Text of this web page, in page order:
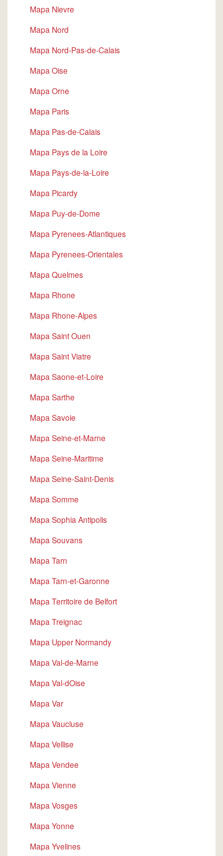
Mapa Nievre
Mapa Nord
Mapa Nord-Pas-de-Calais
Mapa Oise
Mapa Orne
Mapa Paris
Mapa Pas-de-Calais
Mapa Pays de la Loire
Mapa Pays-de-la-Loire
Mapa Picardy
Mapa Puy-de-Dome
Mapa Pyrenees-Atlantiques
Mapa Pyrenees-Orientales
Mapa Quelmes
Mapa Rhone
Mapa Rhone-Alpes
Mapa Saint Ouen
Mapa Saint Viatre
Mapa Saone-et-Loire
Mapa Sarthe
Mapa Savoie
Mapa Seine-et-Marne
Mapa Seine-Maritime
Mapa Seine-Saint-Denis
Mapa Somme
Mapa Sophia Antipolis
Mapa Souvans
Mapa Tarn
Mapa Tarn-et-Garonne
Mapa Territoire de Belfort
Mapa Treignac
Mapa Upper Normandy
Mapa Val-de-Marne
Mapa Val-dOise
Mapa Var
Mapa Vaucluse
Mapa Vellise
Mapa Vendee
Mapa Vienne
Mapa Vosges
Mapa Yonne
Mapa Yvelines